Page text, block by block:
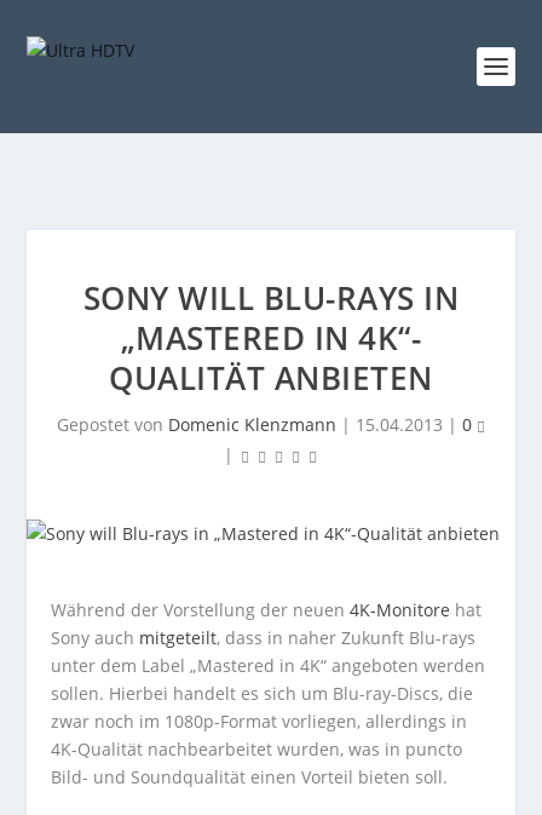
SONY WILL BLU-RAYS IN
„MASTERED IN 4K“-
QUALITÄT ANBIETEN
Gepostet von Domenic Klenzmann | 15.04.2013 | 0
|
Während der Vorstellung der neuen4K-Monitore hat
Sony auch mitgeteilt, dass in naher Zukunft Blu-rays
unter dem Label „Mastered in 4K“ angeboten werden
sollen. Hierbei handelt es sich um Blu-ray-Discs, die
zwar noch im 1080p-Format vorliegen, allerdings in
4K-Qualität nachbearbeitet wurden, was in puncto
Bild- und Soundqualität einen Vorteil bieten soll.